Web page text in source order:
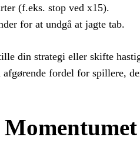
(f.eks. stop ved x15).
for at undgå at jagte tab.
din strategi eller skifte
fordel for spillere,